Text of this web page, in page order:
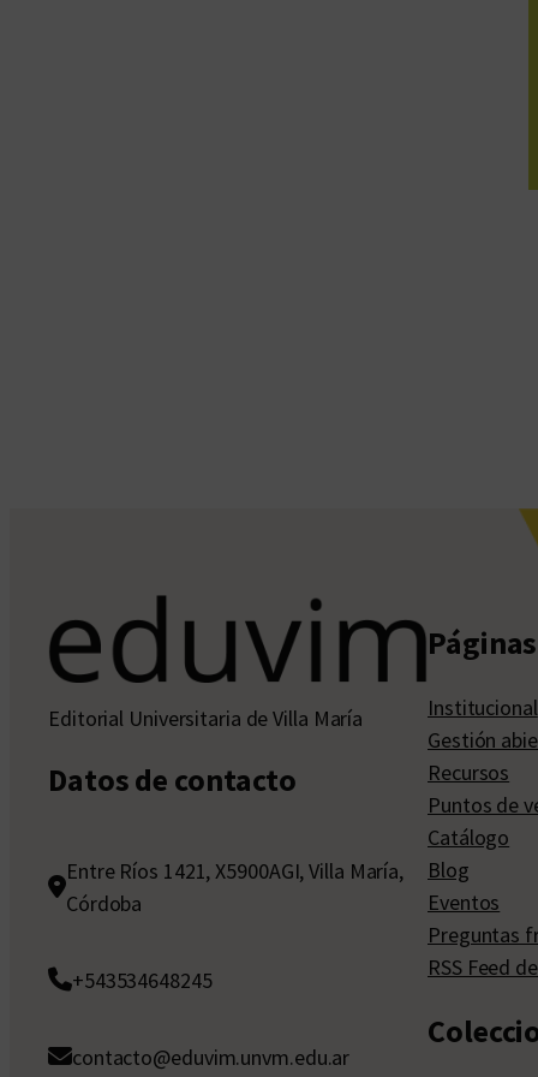
Editorial Universitaria de Villa María
Datos de contacto
Entre Ríos 1421, X5900AGI, Villa María,
Córdoba
+543534648245
contacto@eduvim.unvm.edu.ar
Institucional
Gestión
Recursos
Puntos de
Catálogo
Blog
Eventos
Preguntas
RSS Feed